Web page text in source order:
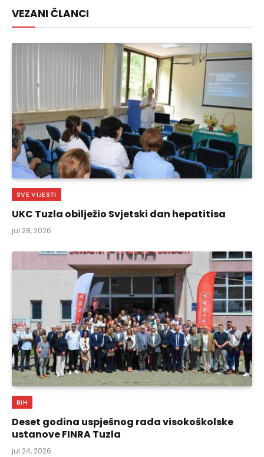
VEZANI ČLANCI
SVE VIJESTI
UKC Tuzla obilježio Svjetski dan hepatitisa
jul 28, 2026
BIH
Deset godina uspješnog rada visokoškolske
ustanove FINRA Tuzla
jul 24, 2026